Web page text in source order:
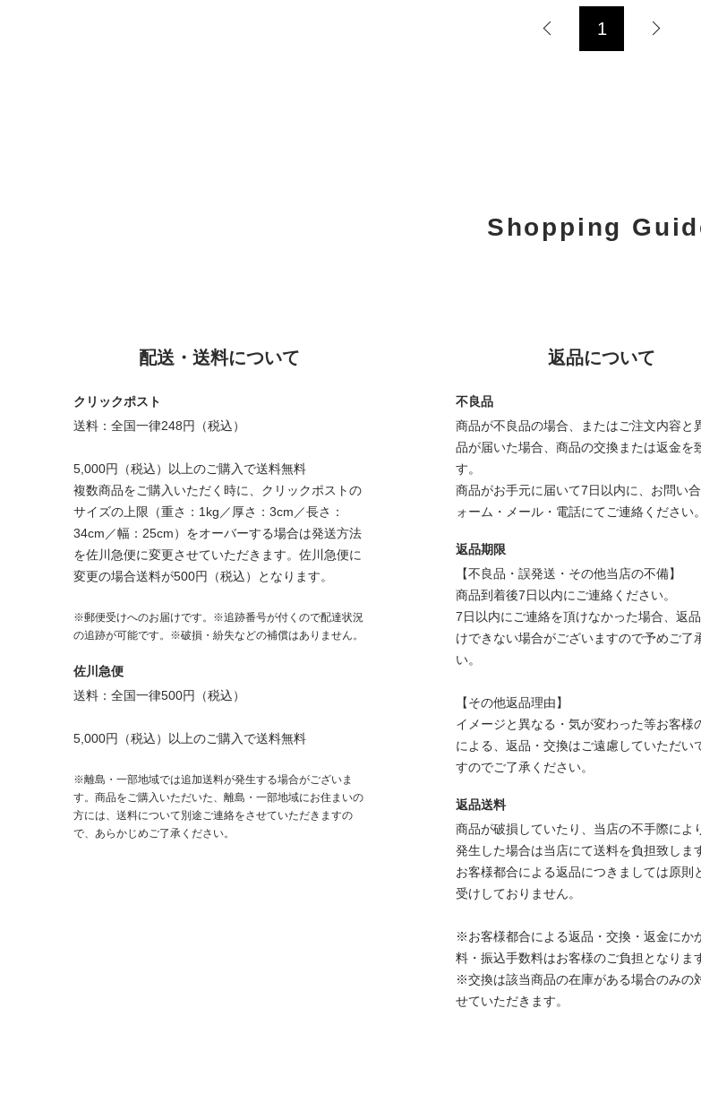
1
Shopping
配送・送料について
クリックポスト
送料：全国一律248円（税込）
5,000円（税込）以上のご購入で送料無料
複数商品をご購入いただく時に、クリックポストの
サイズの上限（重さ：1kg／厚さ：3cm／長さ：
34cm／幅：25cm）をオーバーする場合は発送方法
を佐川急便に変更させていただきます。佐川急便に
変更の場合送料が500円（税込）となります。
※郵便受けへのお届けです。※追跡番号が付くので配達状況
の追跡が可能です。※破損・紛失などの補償はありません。
佐川急便
送料：全国一律500円（税込）
5,000円（税込）以上のご購入で送料無料
※離島・一部地域では追加送料が発生する場合がございま
す。商品をご購入いただいた、離島・一部地域にお住まいの
方には、送料について別途ご連絡をさせていただきますの
で、あらかじめご了承ください。
返品について
不良品
商品が不良品の場合、またはご注文内容と
品が届いた場合、商品の交換または返金を
す。
商品がお手元に届いて7日以内に、お問い
ォーム・メール・電話にてご連絡ください。
返品期限
【不良品・誤発送・その他当店の不備】
商品到着後7日以内にご連絡ください。
7日以内にご連絡を頂けなかった場合、返
けできない場合がございますので予めご了
い。
【その他返品理由】
イメージと異なる・気が変わった等お客様
による、返品・交換はご遠慮していただい
すのでご了承ください。
返品送料
商品が破損していたり、当店の不手際によ
発生した場合は当店にて送料を負担致しま
お客様都合による返品につきましては原則
受けしておりません。
※お客様都合による返品・交換・返金にか
料・振込手数料はお客様のご負担となりま
※交換は該当商品の在庫がある場合のみの
せていただきます。